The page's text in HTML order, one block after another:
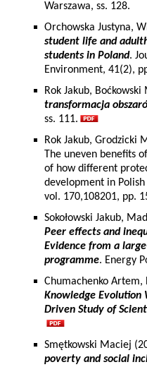
Warszawa, ss. 128.
Orchowska Justyna,
student life and
students in Poland.
Environment, 41(2),
Rok Jakub,
transformacja
ss. 111.
Rok Jakub, Grodzicki
The uneven benefits
of how different
development in
vol. 170,108201, pp.
Sokołowski Jakub,
Peer effects and
Evidence from a
programme. Energy
Chumachenko
Knowledge Evolution
Driven Study of
Smętkowski Maciej
poverty and social